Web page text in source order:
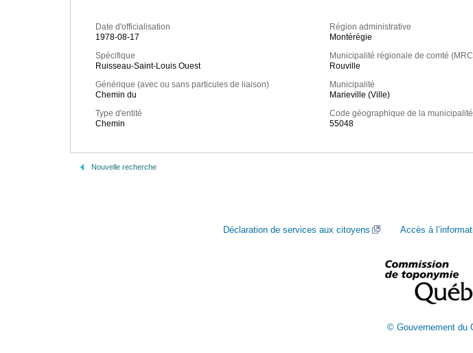
Date d'officialisation
1978-08-17
Spécifique
Ruisseau-Saint-Louis Ouest
Générique (avec ou sans particules de liaison)
Chemin du
Type d'entité
Chemin
Région administrative
Montérégie
Municipalité régionale de comté
Rouville
Municipalité
Marieville (Ville)
Code géographique de la municipalité
55048
Nouvelle recherche
Déclaration de services aux citoyens Accès à
© Gouvernement du